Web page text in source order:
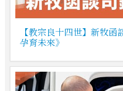
【教宗良十四世】新牧
孕育未來》